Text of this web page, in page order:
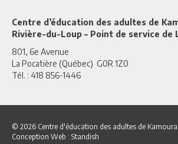
Centre d’éducation des adultes de
Rivière-du-Loup – Point de service de
801, 6e Avenue
La Pocatière (Québec) G0R 1Z0
Tél. : 418 856-1446
© 2026 Centre d'éducation des adultes de
Conception Web : Standish